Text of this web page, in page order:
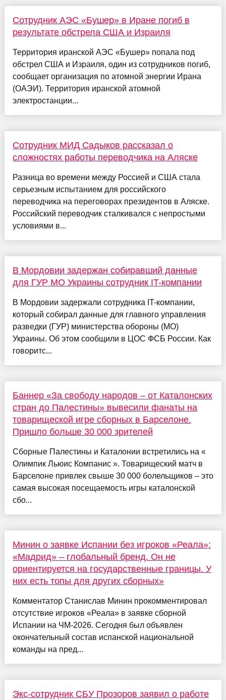
Сотрудник АЭС «Бушер» в Иране погиб в
результате обстрела США и Израиля
Территория иранской АЭС «Бушер» попала под
обстрел США и Израиля, один из сотрудников погиб,
сообщает организация по атомной энергии Ирана
(ОАЭИ). Территория иранской атомной
электростанции...
Сотрудник МИД Садыков рассказал о
сложностях работы переводчика на Аляске
Разница во времени между Россией и США стала
серьезным испытанием для российского
переводчика на переговорах президентов в Аляске.
Российский переводчик сталкивался с непростыми
условиями в...
В Мордовии задержан собиравший данные
для ГУР МО Украины сотрудник IT-компании
В Мордовии задержали сотрудника IT-компании,
который собирал данные для главного управления
разведки (ГУР) министерства обороны (МО)
Украины. Об этом сообщили в ЦОС ФСБ России. Как
говоритс...
Баннер «За свободу народов – от Каталонских
стран до Палестины» вывесили фанаты на
товарищеской игре сборных в Барселоне.
Пришло больше 30 000 зрителей
Сборные Палестины и Каталонии встретились на «
Олимпик Льюис Компанис ». Товарищеский матч в
Барселоне привлек свыше 30 000 болельщиков – это
самая высокая посещаемость игры каталонской
сбо...
Минин о заявке Испании без игроков «Реала»:
«Мадрид» – глобальный бренд. Он не
ориентируется на государственные границы. У
них есть топы для других сборных»
Комментатор Станислав Минин прокомментировал
отсутствие игроков «Реала» в заявке сборной
Испании на ЧМ-2026. Сегодня был объявлен
окончательный состав испанской национальной
команды на пред...
Экс-сотрудник СБУ Прозоров заявил о работе